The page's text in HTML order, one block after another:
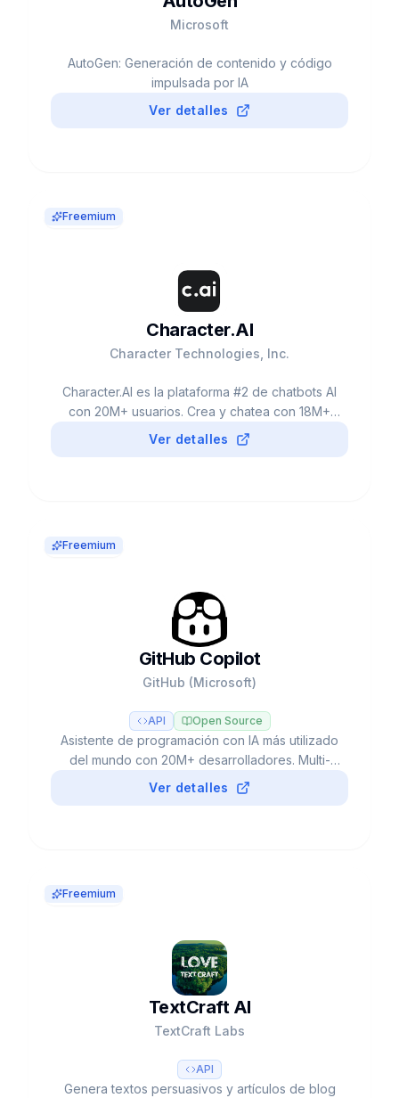
Microsoft
AutoGen: Generación de contenido y código
impulsada por IA
Ver detalles
Freemium
Character.AI
Character Technologies, Inc.
Character.AI es la plataforma #2 de chatbots AI
con 20M+ usuarios. Crea y chatea con 18M+
personajes. Google acqui-hire $2.7B (2024).
Free ilimitado, c.ai+ $9.99/mes. 2h/día
Ver detalles
Freemium
GitHub Copilot
GitHub (Microsoft)
API Open Source
Asistente de programación con IA más utilizado
del mundo con 20M+ desarrolladores. Multi-
modelo (GPT-5, Claude, Gemini), Agent Mode,
Coding Agent autónomo y plan gratuito.
Ver detalles
Freemium
TextCraft AI
TextCraft Labs
API
Genera textos persuasivos y artículos de blog